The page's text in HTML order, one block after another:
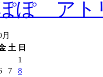
ぽ アト
土 日
1
7
8